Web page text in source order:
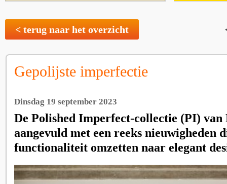
< terug naar het overzicht
Gepolijste imperfectie
Dinsdag 19 september 2023
De Polished Imperfect-collectie (PI)
aangevuld met een reeks nieuwigheden
functionaliteit omzetten naar elegant